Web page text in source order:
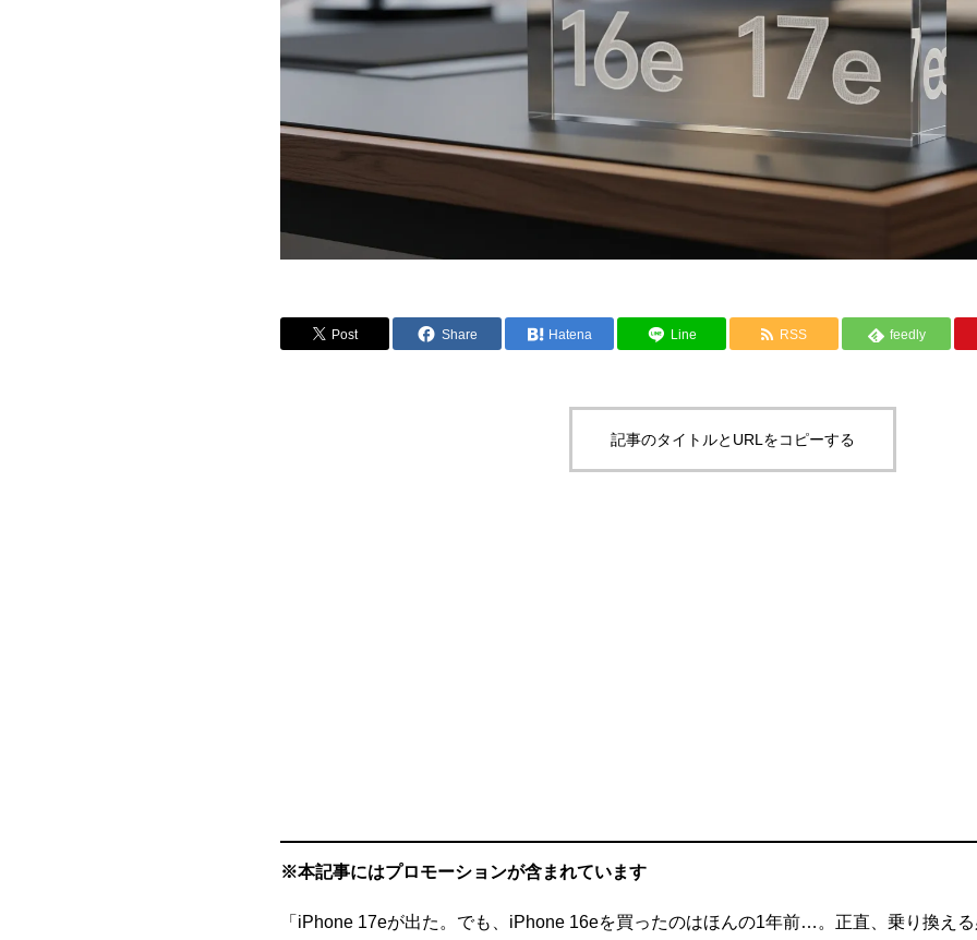
Post Share Hatena Line RSS feedly
記事のタイトルとURLをコピーする
※本記事にはプロモーションが含まれています
「iPhone 17eが出た。でも、iPhone 16eを買ったのはほんの1年前…。正直、乗り換える